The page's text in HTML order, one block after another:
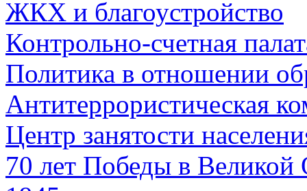
ЖКХ и благоустройство
Контрольно-счетная
Политика в отношении
Антитеррористическая
Центр занятости
70 лет Победы в Великой